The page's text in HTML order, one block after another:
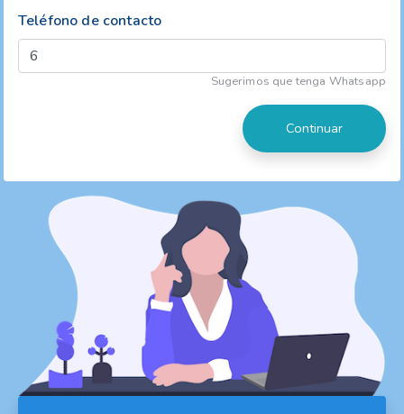
Teléfono de contacto
Sugerimos que tenga Whatsapp